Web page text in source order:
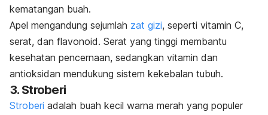
kematangan buah.
Apel mengandung sejumlah zat gizi, seperti vitamin C,
serat, dan flavonoid. Serat yang tinggi membantu
kesehatan pencernaan, sedangkan vitamin dan
antioksidan mendukung sistem kekebalan tubuh.
3. Stroberi
Stroberi adalah buah kecil warna merah yang populer